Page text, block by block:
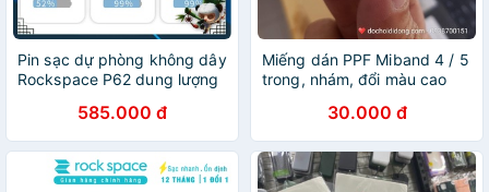
Pin sạc dự phòng không dây
Rockspace P62 dung lượng
585.000 đ
Miếng dán PPF Miband 4 / 5
trong, nhám, đổi màu cao
30.000 đ